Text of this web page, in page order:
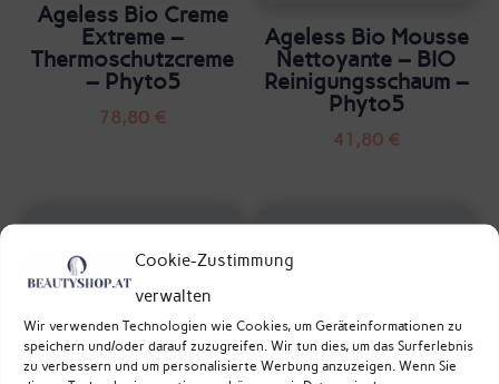
Cookie-Zustimmung
verwalten
Wir verwenden Technologien wie Cookies, um Geräteinformationen zu
speichern und/oder darauf zuzugreifen. Wir tun dies, um das Surferlebnis
zu verbessern und um personalisierte Werbung anzuzeigen. Wenn Sie
Ageless Bio Creme
Extreme –
Thermoschutzcreme
– Phyto5
78,80 €
Ageless Bio Mousse
Nettoyante – BIO
Reinigungsschaum –
Phyto5
41,80 €